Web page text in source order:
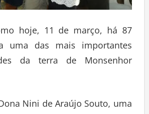
hoje, 11 de março, há 87
uma das mais importantes
da terra de Monsenhor
Nini de Araújo Souto, uma